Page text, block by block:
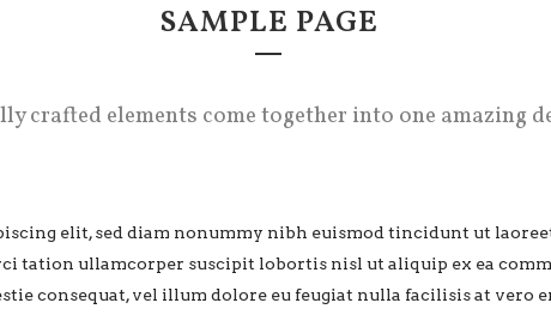
SAMPLE PAGE
crafted elements come together into one amazing
elit, sed diam nonummy nibh euismod tincidunt ut
tation ullamcorper suscipit lobortis nisl ut aliquip ex ea
consequat, vel illum dolore eu feugiat nulla facilisis at vero